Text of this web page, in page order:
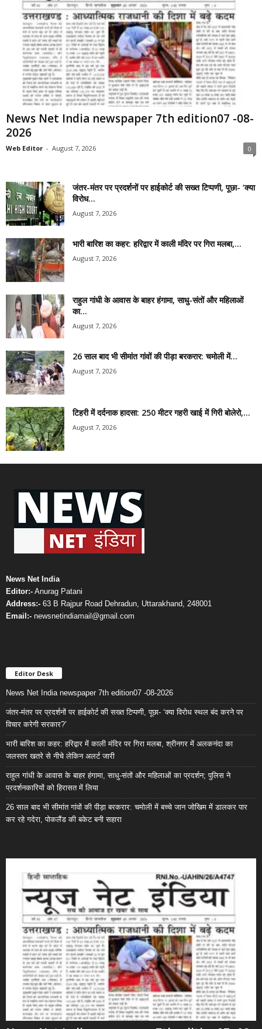
News Net India newspaper 7th edition07 -08-
2026
Web Editor - August 7, 2026 0
जंतर-मंतर पर प्रदर्शनों पर हाईकोर्ट की सख्त टिप्पणी, पूछा- ‘क्या
विरोध...
August 7, 2026
भारी बारिश का कहर: हरिद्वार में काली मंदिर पर गिरा मलबा,...
August 7, 2026
राहुल गांधी के आवास के बाहर हंगामा, साधु-संतों और महिलाओं
का...
August 7, 2026
26 साल बाद भी सीमांत गांवों की पीड़ा बरकरार: चमोली में...
August 7, 2026
टिहरी में दर्दनाक हादसा: 250 मीटर गहरी खाई में गिरी बोलेरो,...
August 7, 2026
News Net India
Editor:- Anurag Patani
Address:- 63 B Rajpur Road Dehradun, Uttarakhand, 248001
Email:- newsnetindiamail@gmail.com
Editor Desk
News Net India newspaper 7th edition07 -08-2026
जंतर-मंतर पर प्रदर्शनों पर हाईकोर्ट की सख्त टिप्पणी, पूछा- ‘क्या विरोध स्थल बंद करने पर
विचार करेगी सरकार?’
भारी बारिश का कहर: हरिद्वार में काली मंदिर पर गिरा मलबा, श्रीनगर में अलकनंदा का
जलस्तर खतरे से नीचे लेकिन अलर्ट जारी
राहुल गांधी के आवास के बाहर हंगामा, साधु-संतों और महिलाओं का प्रदर्शन; पुलिस ने
प्रदर्शनकारियों को हिरासत में लिया
26 साल बाद भी सीमांत गांवों की पीड़ा बरकरार: चमोली में बच्चे जान जोखिम में डालकर पार
कर रहे गदेरा, पोकलैंड की बकेट बनी सहारा